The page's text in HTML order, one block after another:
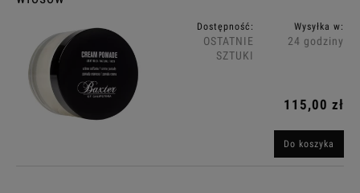
Dostępność:
OSTATNIE
SZTUKI
Wysyłka w:
24 godziny
115,00 zł
Do koszyka